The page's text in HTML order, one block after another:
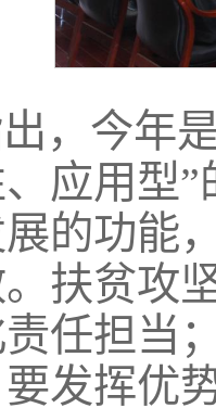
，今年
应用型
的功能
扶贫攻
任担当
发挥优